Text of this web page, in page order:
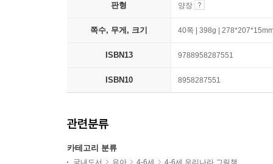
판형 양장
쪽수, 무게, 크기 40쪽 | 398g |
ISBN13 9788958287551
ISBN10 8958287551
관련분류
카테고리 분류